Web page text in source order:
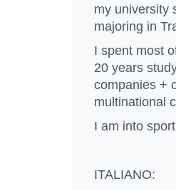
my university
majoring in
I spent most
20 years
companies +
multinational
I am into
ITALIANO: